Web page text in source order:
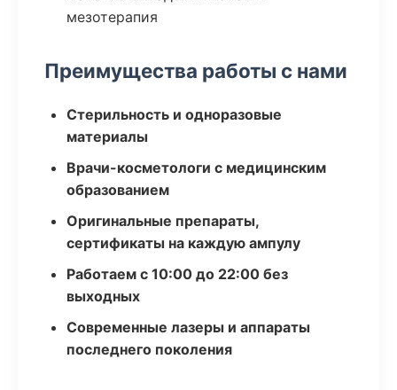
мезотерапия
Преимущества работы с нами
Стерильность и одноразовые
материалы
Врачи-косметологи с медицинским
образованием
Оригинальные препараты,
сертификаты на каждую ампулу
Работаем с 10:00 до 22:00 без
выходных
Современные лазеры и аппараты
последнего поколения